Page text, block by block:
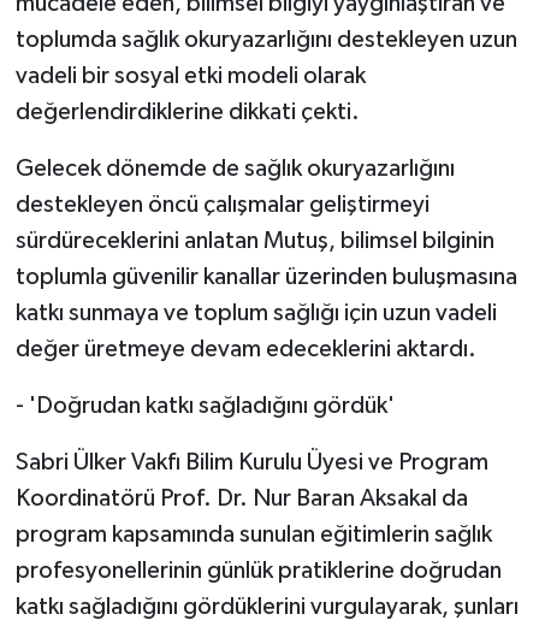
toplumda sağlık okuryazarlığını destekleyen uzun
vadeli bir sosyal etki modeli olarak
değerlendirdiklerine dikkati çekti.
Gelecek dönemde de sağlık okuryazarlığını
destekleyen öncü çalışmalar geliştirmeyi
sürdüreceklerini anlatan Mutuş, bilimsel bilginin
toplumla güvenilir kanallar üzerinden buluşmasına
katkı sunmaya ve toplum sağlığı için uzun vadeli
değer üretmeye devam edeceklerini aktardı.
- 'Doğrudan katkı sağladığını gördük'
Sabri Ülker Vakfı Bilim Kurulu Üyesi ve Program
Koordinatörü Prof. Dr. Nur Baran Aksakal da
program kapsamında sunulan eğitimlerin sağlık
profesyonellerinin günlük pratiklerine doğrudan
katkı sağladığını gördüklerini vurgulayarak, şunları